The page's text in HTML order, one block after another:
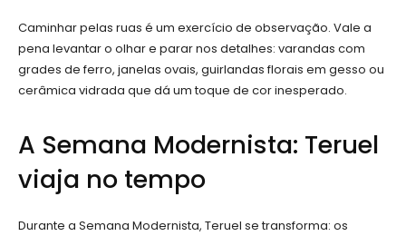
Caminhar pelas ruas é um exercício de observação. Vale a
pena levantar o olhar e parar nos detalhes: varandas com
grades de ferro, janelas ovais, guirlandas florais em gesso ou
cerâmica vidrada que dá um toque de cor inesperado.
A Semana Modernista: Teruel
viaja no tempo
Durante a Semana Modernista, Teruel se transforma: os